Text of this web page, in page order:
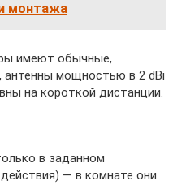
монтажа
имеют обычные,
мощностью в 2 dBi
на короткой дистанции.
в заданном
— в комнате они